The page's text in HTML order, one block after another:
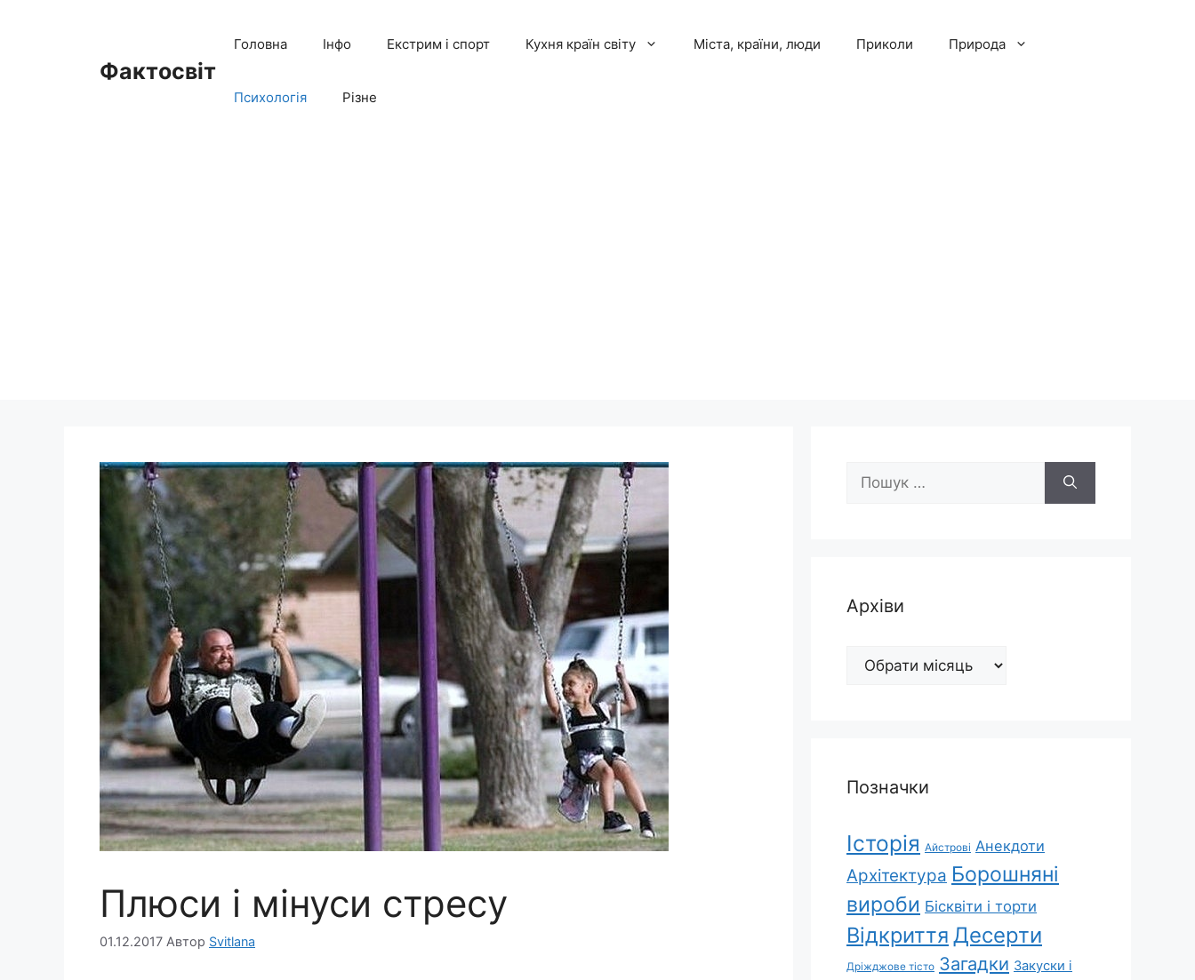
Фактосвіт
Головна Інфо Екстрим і спорт Кухня країн світу Міста, країни, люди Приколи Природа
Психологія Різне
Плюси і мінуси стресу
01.12.2017 Автор Svitlana
Пошук:
Архіви
Архіви
Позначки
Історія Айстрові Анекдоти
Архітектура Борошняні
вироби Бісквіти і торти
Відкриття Десерти
Дріжджове тісто Загадки Закуски і